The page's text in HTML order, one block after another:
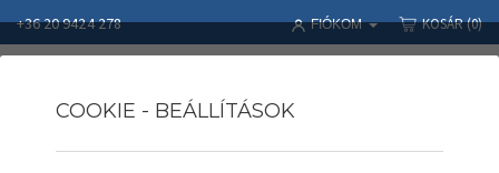
+36 20 9424 278 FIÓKOM KOSÁR(0)
COOKIE - BEÁLLÍTÁSOK